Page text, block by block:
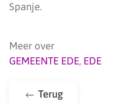
Spanje.
Meer over
GEMEENTE EDE, EDE
Terug